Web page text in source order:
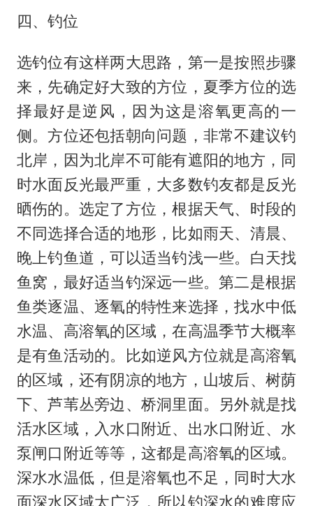
四、钓位
选钓位有这样两大思路，第一是按照步骤
来，先确定好大致的方位，夏季方位的选
择最好是逆风，因为这是溶氧更高的一
侧。方位还包括朝向问题，非常不建议钓
北岸，因为北岸不可能有遮阳的地方，同
时水面反光最严重，大多数钓友都是反光
晒伤的。选定了方位，根据天气、时段的
不同选择合适的地形，比如雨天、清晨、
晚上钓鱼道，可以适当钓浅一些。白天找
鱼窝，最好适当钓深远一些。第二是根据
鱼类逐温、逐氧的特性来选择，找水中低
水温、高溶氧的区域，在高温季节大概率
是有鱼活动的。比如逆风方位就是高溶氧
的区域，还有阴凉的地方，山坡后、树荫
下、芦苇丛旁边、桥洞里面。另外就是找
活水区域，入水口附近、出水口附近、水
泵闸口附近等等，这都是高溶氧的区域。
深水水温低，但是溶氧也不足，同时大水
面深水区域太广泛，所以钓深水的难度应